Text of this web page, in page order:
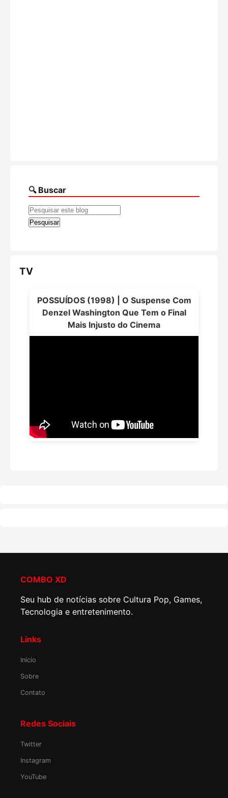
🔍 Buscar
TV
POSSUÍDOS (1998) | O Suspense Com
Denzel Washington Que Tem o Final
Mais Injusto do Cinema
COMBO XD
Seu hub de notícias sobre Cultura Pop, Games,
Tecnologia e entretenimento.
Links
Início
Sobre
Contato
Redes Sociais
Twitter
Instagram
YouTube